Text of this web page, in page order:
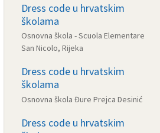
Dress code u hrvatskim
školama
Osnovna škola - Scuola Elementare
San Nicolo, Rijeka
Dress code u hrvatskim
školama
Osnovna škola Đure Prejca Desinić
Dress code u hrvatskim